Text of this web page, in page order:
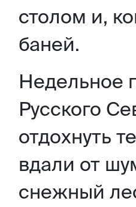
столом и,
баней.
Недельное
Русского
отдохнуть
вдали от
снежный